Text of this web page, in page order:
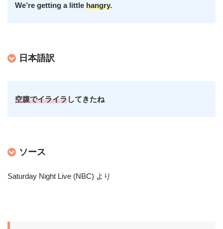
We’re getting a littlehangry.
日本語訳
空腹でイライラしてきたね
ソース
Saturday Night Live (NBC) より